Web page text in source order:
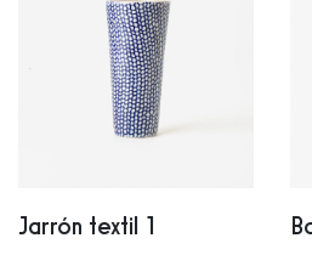
Jarrón textil 1